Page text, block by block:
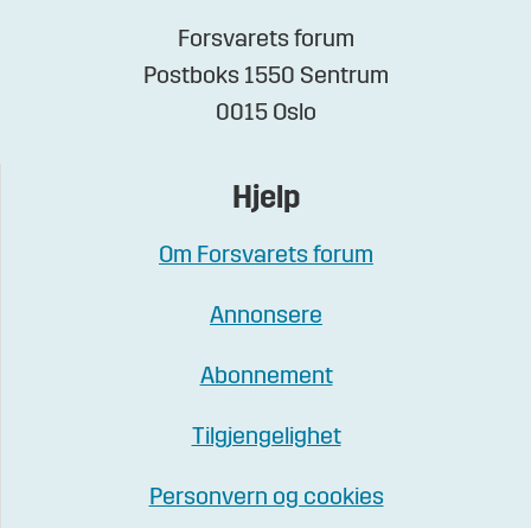
Forsvarets forum
Postboks 1550 Sentrum
0015 Oslo
Hjelp
Om Forsvarets forum
Annonsere
Abonnement
Tilgjengelighet
Personvern og cookies